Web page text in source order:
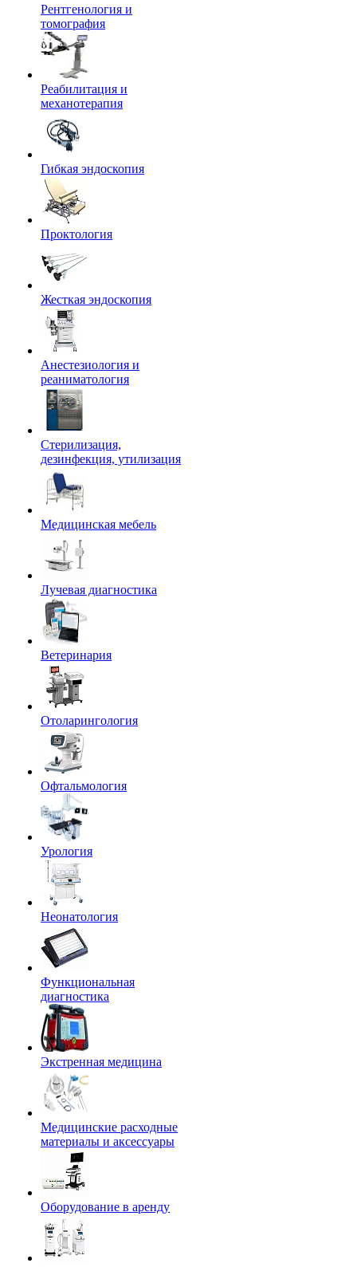
Рентгенология и
томография
Реабилитация и
механотерапия
Гибкая эндоскопия
Проктология
Жесткая эндоскопия
Анестезиология и
реаниматология
Стерилизация,
дезинфекция, утилизация
Медицинская мебель
Лучевая диагностика
Ветеринария
Отоларингология
Офтальмология
Урология
Неонатология
Функциональная
диагностика
Экстренная медицина
Медицинские расходные
материалы и аксессуары
Оборудование в аренду